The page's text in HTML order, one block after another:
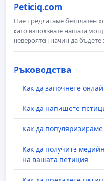
Peticiq.com
Ние предлагаме безплатен
като използвате нашата
невероятен начин да бъдете
Ръководства
Как да започнете
Как да напишете
Как да
Как да получите
на вашата петиция